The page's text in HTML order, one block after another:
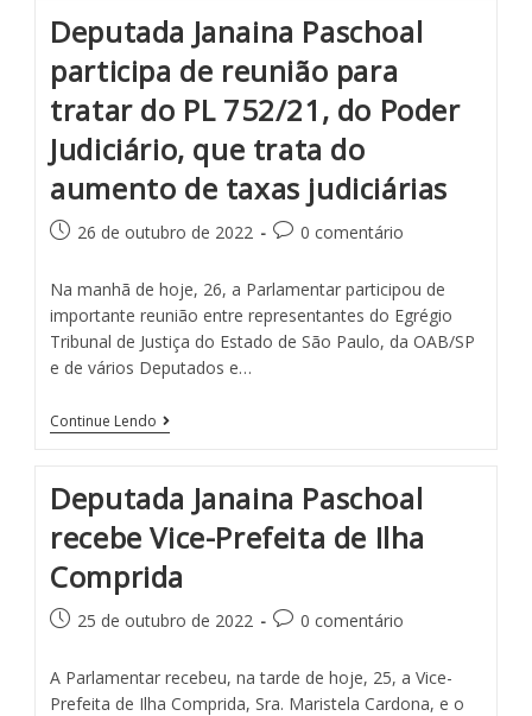
Deputada Janaina Paschoal
participa de reunião para
tratar do PL 752/21, do Poder
Judiciário, que trata do
aumento de taxas judiciárias
26 de outubro de 2022 0 comentário
Na manhã de hoje, 26, a Parlamentar participou de
importante reunião entre representantes do Egrégio
Tribunal de Justiça do Estado de São Paulo, da OAB/SP
e de vários Deputados e…
Continue Lendo
Deputada Janaina Paschoal
recebe Vice-Prefeita de Ilha
Comprida
25 de outubro de 2022 0 comentário
A Parlamentar recebeu, na tarde de hoje, 25, a Vice-
Prefeita de Ilha Comprida, Sra. Maristela Cardona, e o